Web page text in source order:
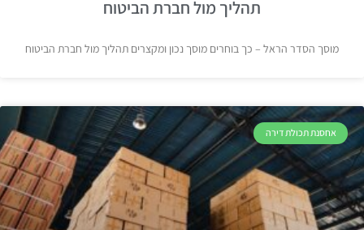
תהליך מול חברת הביטוח
מוסך הסדר הראל – כך בוחרים מוסך נכון ומקצרים תהליך מול חברת הביטוח
אחסנת תכולת דירה